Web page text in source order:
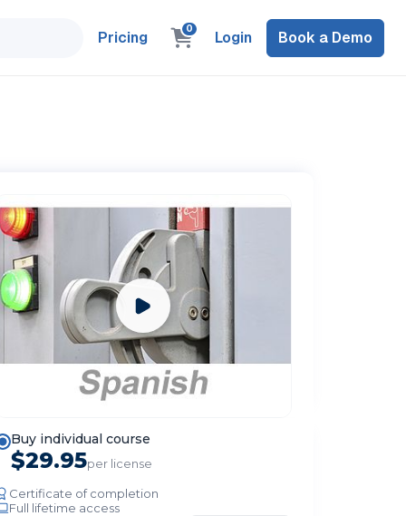
Pricing 0 Login Book a Demo
Buy individual course
$29.95per license
Certificate of completion
Full lifetime access